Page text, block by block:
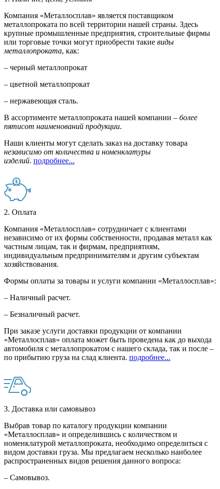
Компания «Металлосплав» является поставщиком
металлопроката по всей территории нашей страны. Здесь
крупные промышленные предприятия, строительные фирмы
или торговые точки могут приобрести такие виды
металлопроката, как:
– черный металлопрокат
– цветной металлопрокат
– нержавеющая сталь.
В ассортименте металлопроката нашей компании – более
пятисот наименований продукции.
Наши клиенты могут сделать заказ на доставку товара
независимо от количества и номенклатуры
изделий. подробнее...
2. Оплата
Компания «Металлосплав» сотрудничает с клиентами
независимо от их формы собственности, продавая металл как
частным лицам, так и фирмам, предприятиям,
индивидуальным предпринимателям и другим субъектам
хозяйствования.
Формы оплаты за товары и услуги компании «Металлосплав»:
– Наличный расчет.
– Безналичный расчет.
При заказе услуги доставки продукции от компании
«Металлосплав» оплата может быть проведена как до выхода
автомобиля с металлопрокатом с нашего склада, так и после –
по прибытию груза на слад клиента. подробнее...
3. Доставка или самовывоз
Выбрав товар по каталогу продукции компании
«Металлосплав» и определившись с количеством и
номенклатурой металлопроката, необходимо определиться с
видом доставки груза. Мы предлагаем несколько наиболее
распространенных видов решения данного вопроса:
– Самовывоз.